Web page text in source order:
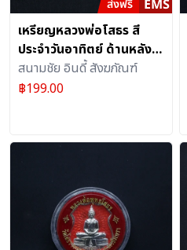
เหรียญหลวงพ่อโสธร สี
ประจำวันอาทิตย์ ด้านหลัง
เป็นรูปพระอุโบสถวัดโสธรฯ
อัดกรอบพลาสติกทรงกลม
สนามชัย อินดี้ สังฆภัณฑ์
฿199.00